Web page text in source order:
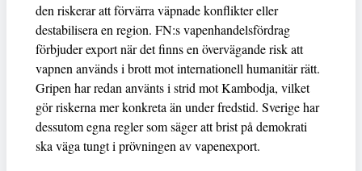
den riskerar att förvärra väpnade konflikter eller
destabilisera en region. FN:s vapenhandelsfördrag
förbjuder export när det finns en övervägande risk att
vapnen används i brott mot internationell humanitär rätt.
Gripen har redan använts i strid mot Kambodja, vilket
gör riskerna mer konkreta än under fredstid. Sverige har
dessutom egna regler som säger att brist på demokrati
ska väga tungt i prövningen av vapenexport.